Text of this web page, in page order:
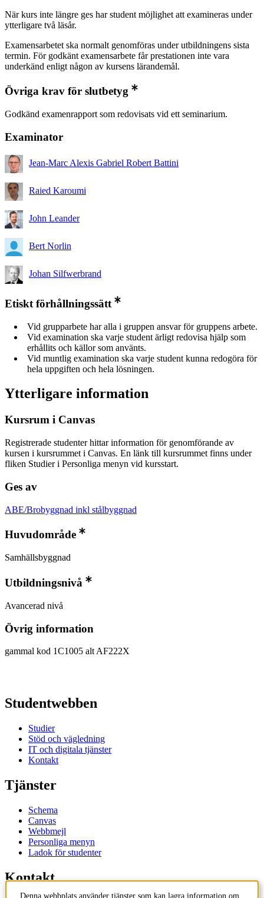
När kurs inte längre ges har student möjlighet att examineras under
ytterligare två läsår.
Examensarbetet ska normalt genomföras under utbildningens sista
termin. För godkänt examensarbete får prestationen inte vara
underkänd enligt någon av kursens lärandemål.
Övriga krav för slutbetyg
Godkänd examenrapport som redovisats vid ett seminarium.
Examinator
Jean-Marc Alexis Gabriel Robert Battini
Raied Karoumi
John Leander
Bert Norlin
Johan Silfwerbrand
Etiskt förhållningssätt
Vid grupparbete har alla i gruppen ansvar för gruppens arbete.
Vid examination ska varje student ärligt redovisa hjälp som
erhållits och källor som använts.
Vid muntlig examination ska varje student kunna redogöra för
hela uppgiften och hela lösningen.
Ytterligare information
Kursrum i Canvas
Registrerade studenter hittar information för genomförande av
kursen i kursrummet i Canvas. En länk till kursrummet finns under
fliken Studier i Personliga menyn vid kursstart.
Ges av
ABE/Brobyggnad inkl stålbyggnad
Huvudområde
Samhällsbyggnad
Utbildningsnivå
Avancerad nivå
Övrig information
gammal kod 1C1005 alt AF222X
Studentwebben
Studier
Stöd och vägledning
IT och digitala tjänster
Kontakt
Tjänster
Schema
Canvas
Webbmejl
Personliga menyn
Ladok för studenter
Kontakt
Denna webbplats använder tjänster som kan lagra information om